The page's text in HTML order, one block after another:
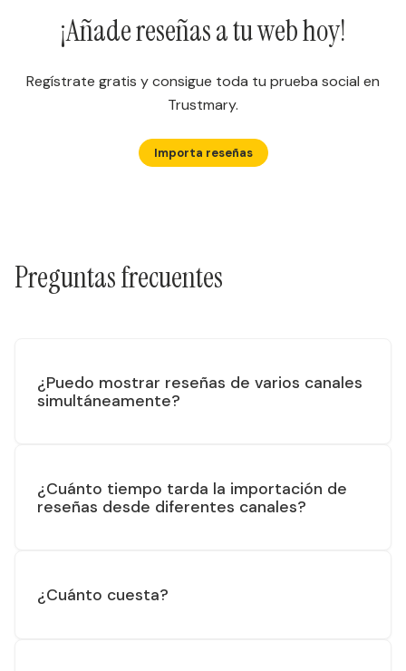
¡Añade reseñas a tu web hoy!
Regístrate gratis y consigue toda tu prueba social en
Trustmary.
Importa reseñas
Preguntas frecuentes
¿Puedo mostrar reseñas de varios canales
simultáneamente?
¿Cuánto tiempo tarda la importación de
reseñas desde diferentes canales?
¿Cuánto cuesta?